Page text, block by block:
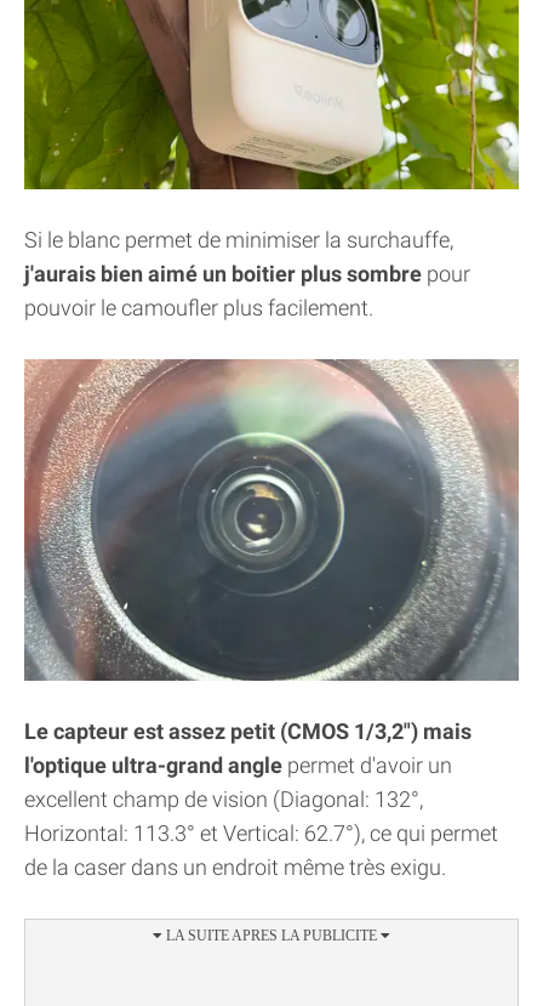
Si le blanc permet de minimiser la surchauffe,
j'aurais bien aimé un boitier plus sombre pour
pouvoir le camoufler plus facilement.
Le capteur est assez petit (CMOS 1/3,2") mais
l'optique ultra-grand angle permet d'avoir un
excellent champ de vision (Diagonal: 132°,
Horizontal: 113.3° et Vertical: 62.7°), ce qui permet
de la caser dans un endroit même très exigu.